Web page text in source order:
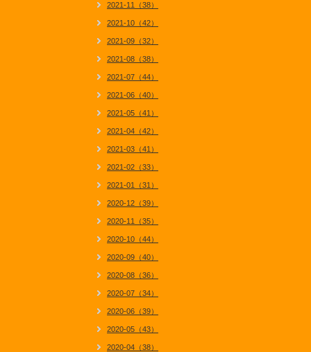
2021-11（38）
2021-10（42）
2021-09（32）
2021-08（38）
2021-07（44）
2021-06（40）
2021-05（41）
2021-04（42）
2021-03（41）
2021-02（33）
2021-01（31）
2020-12（39）
2020-11（35）
2020-10（44）
2020-09（40）
2020-08（36）
2020-07（34）
2020-06（39）
2020-05（43）
2020-04（38）